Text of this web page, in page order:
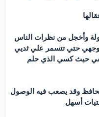
وأخجل من نظرات الناس
وجهي حتي تتسمر علي ثديي
حيث كسي الذي حلم
وقد يصعب فيه الوصول
أسهل